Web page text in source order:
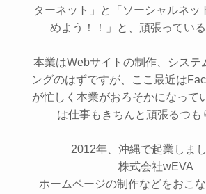
ターネット」と「ソーシャルネッ
めよう！！」と、頑張っている
本業はWebサイトの制作、システ
ングのはずですが、ここ最近は
が忙しく本業がおろそかになって
は仕事もきちんと頑張るつも
2012年、沖縄で起業しま
株式会社wEVA
ホームページの制作などをおこ